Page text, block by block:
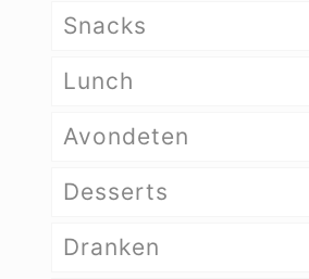
Snacks
Lunch
Avondeten
Desserts
Dranken